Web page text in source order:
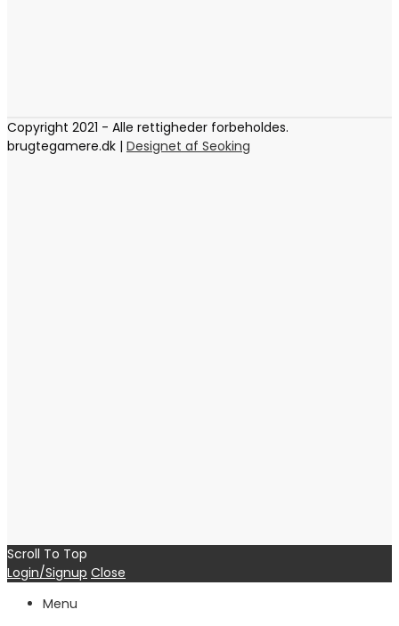
Copyright 2021 - Alle rettigheder forbeholdes.
brugtegamere.dk | Designet af Seoking
Scroll To Top
Login/Signup Close
Menu